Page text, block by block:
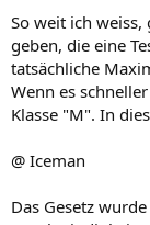
So weit ich weiss,
geben, die eine
tatsächliche
Wenn es
Klasse "M". In
@ Iceman
Das Gesetz